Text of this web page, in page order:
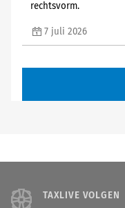
rechtsvorm.
7 juli 2026
TAXLIVE VOLGEN